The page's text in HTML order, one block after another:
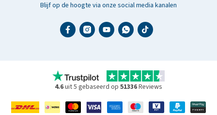
Blijf op de hoogte via onze social media kanalen
4.6uit 5 gebaseerd op 51336Reviews